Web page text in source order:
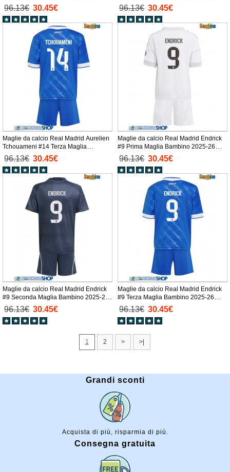
Bambino 2025-26 Manica Corta +
Pantaloni corti)
96.13€ 30.45€
Bambino 2025-26 Manica Corta +
Pantaloni corti)
96.13€ 30.45€
Maglie da calcio Real Madrid Aurelien
Tchouameni #14 Terza Maglia
Bambino 2025-26 Manica Corta +
Pantaloni corti)
96.13€ 30.45€
Maglie da calcio Real Madrid Endrick
#9 Prima Maglia Bambino 2025-26
Manica Corta + Pantaloni corti)
96.13€ 30.45€
Maglie da calcio Real Madrid Endrick
#9 Seconda Maglia Bambino 2025-26
Manica Corta + Pantaloni corti)
96.13€ 30.45€
Maglie da calcio Real Madrid Endrick
#9 Terza Maglia Bambino 2025-26
Manica Corta + Pantaloni corti)
96.13€ 30.45€
1 2 > >|
Grandi sconti
Acquista di più, risparmia di più.
Consegna gratuita